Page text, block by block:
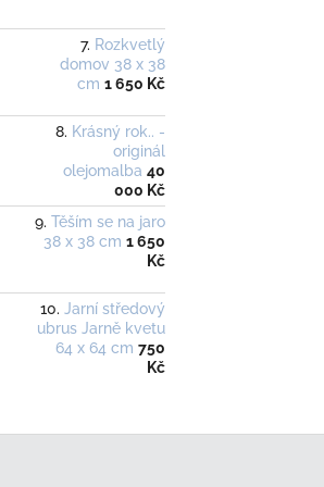
Rozkvetlý
domov 38 x 38
cm 1 650 Kč
Krásný rok.. -
originál
olejomalba 40
000 Kč
Těším se na jaro
38 x 38 cm 1 650
Kč
Jarní středový
ubrus Jarně kvetu
64 x 64 cm 750
Kč